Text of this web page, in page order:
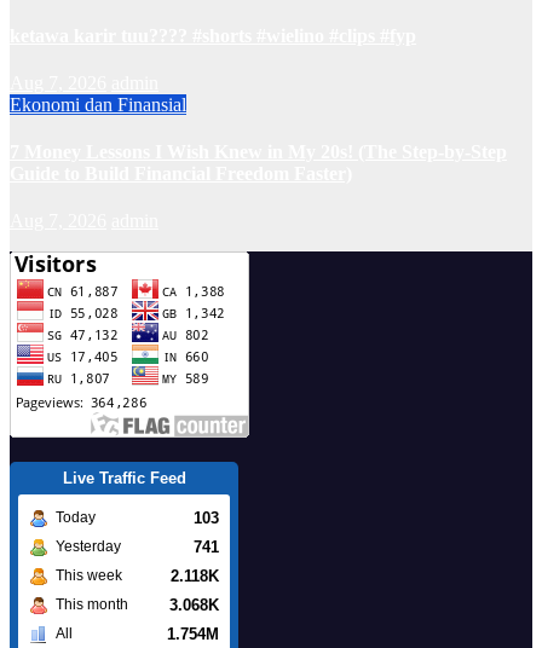
Ekonomi dan Finansial
Live Traffic Feed
Today 103
Yesterday 741
This week 2.118K
This month 3.068K
All 1.754M